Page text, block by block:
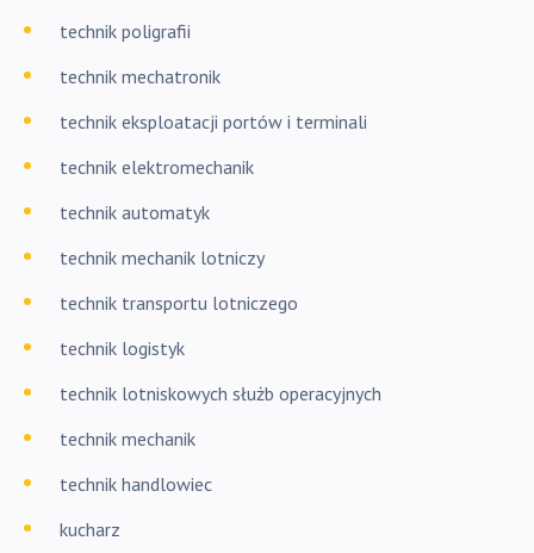
technik poligrafii
technik mechatronik
technik eksploatacji portów i terminali
technik elektromechanik
technik automatyk
technik mechanik lotniczy
technik transportu lotniczego
technik logistyk
technik lotniskowych służb operacyjnych
technik mechanik
technik handlowiec
kucharz